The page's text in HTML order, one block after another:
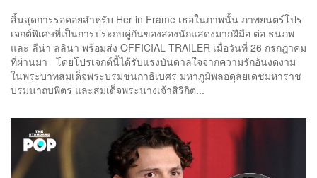
สิ้นสุดการรอคอยสำหรับ Her in Frame เธอในภาพนั้น ภาพยนตร์โปร
เจกต์พิเศษที่เป็นการประกบคู่กันของสองนักแสดงมากฝีมือ ต่อ ธนภพ
และ ลีน่า ลลินา พร้อมส่ง OFFICIAL TRAILER เมื่อวันที่ 26 กรกฎาคม
ที่ผ่านมา โดยโปรเจกต์นี้ได้รับแรงบันดาลใจจากความรักอันงดงาม
ในพระบาทสมเด็จพระบรมชนกาธิเบศร มหาภูมิพลอดุลยเดชมหาราช
บรมนาถบพิตร และสมเด็จพระนางเจ้าสิริกิต...